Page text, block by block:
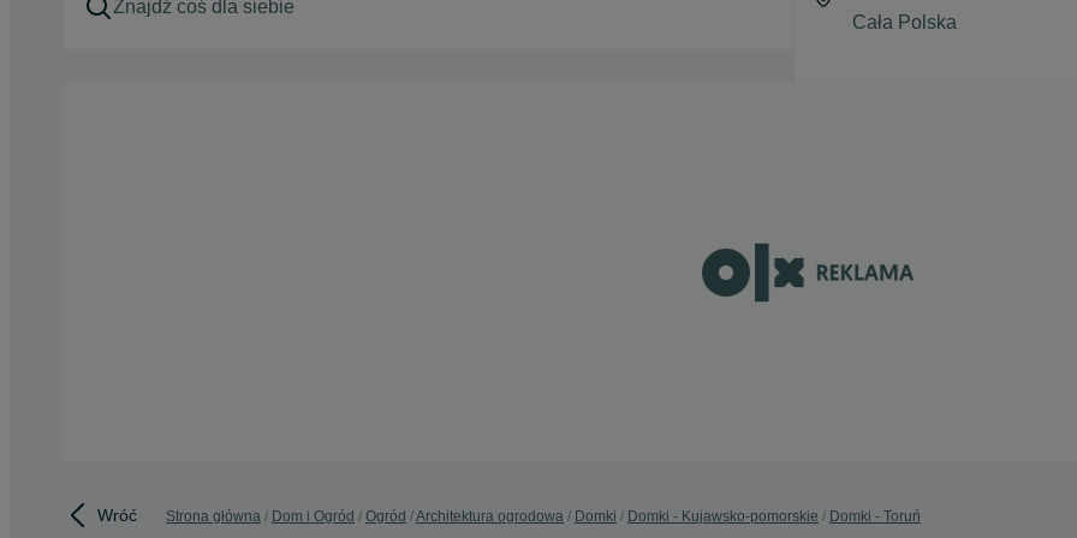
Wróć Strona główna Dom i Ogród Ogród Architektura ogrodowa Domki Domki - Kujawsko-pomorskie Domki - Toruń